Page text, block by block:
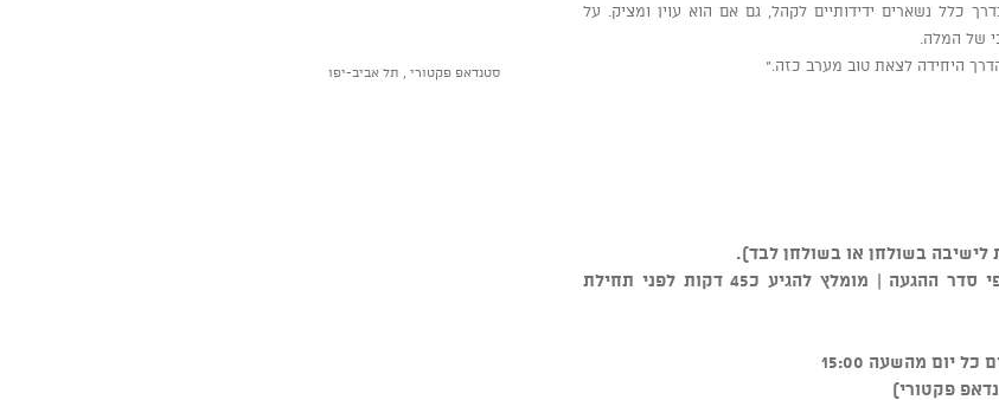
כלל נשארים ידידותיים לקהל, גם אם הוא עוין ומציק. על
של המלה.
היחידה לצאת טוב מערב כזה."
לישיבה בשולחן או בשולחן לבד).
** סידור הישיבה נקבע על ידי צוות המקום ולפי סדר ההגעה | מומלץ להגיע כ45 דקות לפני תחילת
פקטורי)
סטנדאפ פקטורי , תל אביב-יפו